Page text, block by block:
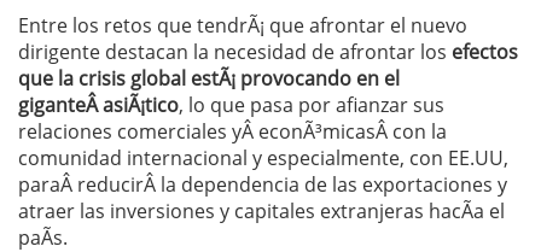
Entre los retos que tendrÃ¡ que afrontar el nuevo
dirigente destacan la necesidad de afrontar los efectos
que la crisis global estÃ¡ provocando en el
giganteÂ asiÃ¡tico, lo que pasa por afianzar sus
relaciones comerciales yÂ econÃ³micasÂ con la
comunidad internacional y especialmente, con EE.UU,
paraÂ reducirÂ la dependencia de las exportaciones y
atraer las inversiones y capitales extranjeras hacÃ­a el
paÃ­s.